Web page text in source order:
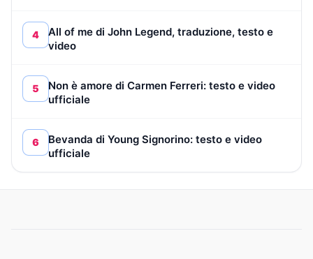
4
All of me di John Legend, traduzione, testo e
video
5
Non è amore di Carmen Ferreri: testo e video
ufficiale
6
Bevanda di Young Signorino: testo e video
ufficiale